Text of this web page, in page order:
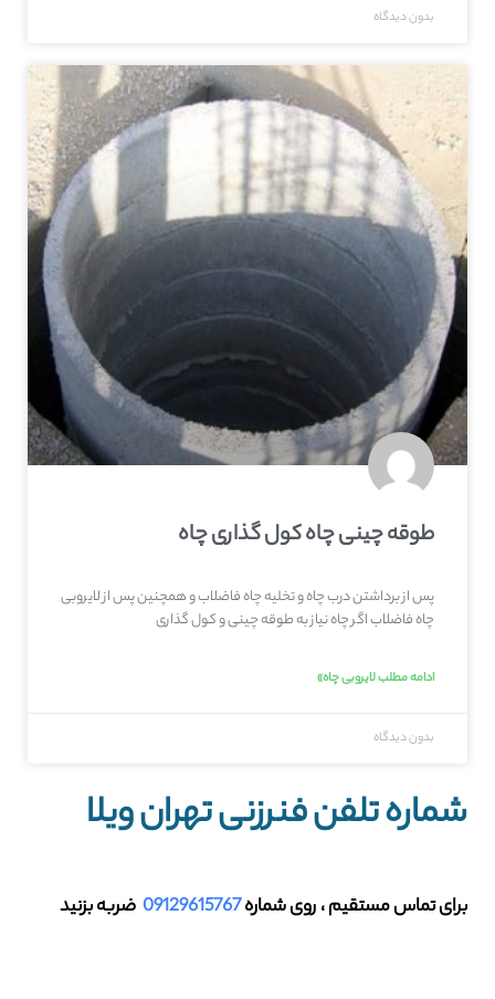
بدون دیدگاه
طوقه چینی چاه کول گذاری چاه
پس از برداشتن درب چاه و تخلیه چاه فاضلاب و همچنین پس از لایروبی
چاه فاضلاب اگر چاه نیاز به طوقه چینی و کول گذاری
ادامه مطلب لایروبی چاه»
بدون دیدگاه
شماره تلفن فنرزنی تهران ویلا
برای تماس مستقیم ، روی شماره09129615767 ضربه بزنید